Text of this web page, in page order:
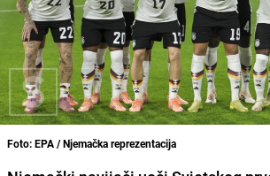
Foto: EPA / Njemačka reprezentacija